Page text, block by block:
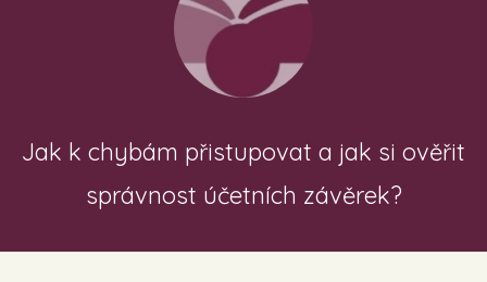
Jak k chybám přistupovat a jak si ověřit
správnost účetních závěrek?